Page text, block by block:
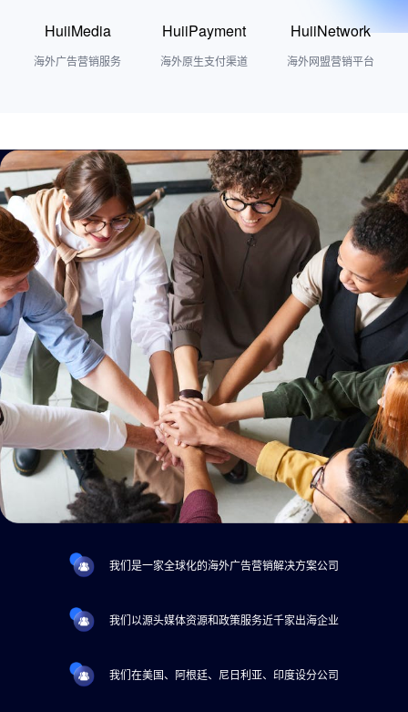
HuiiMedia
海外广告营销服务
HuiiPayment
海外原生支付渠道
HuiiNetwork
海外网盟营销平台
我们是一家全球化的海外广告营销解决方案公司
我们以源头媒体资源和政策服务近千家出海企业
我们在美国、阿根廷、尼日利亚、印度设分公司